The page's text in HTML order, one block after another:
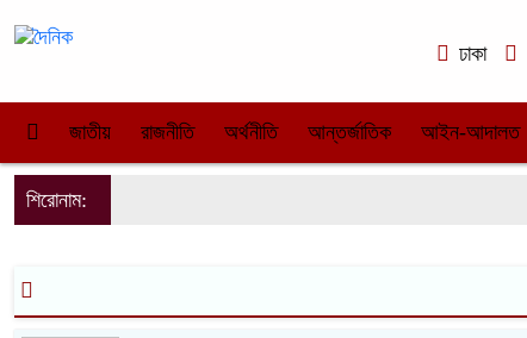
ঢাকা
জাতীয় রাজনীতি অর্থনীতি আন্তর্জাতিক আইন-আদালত
শিরোনাম: